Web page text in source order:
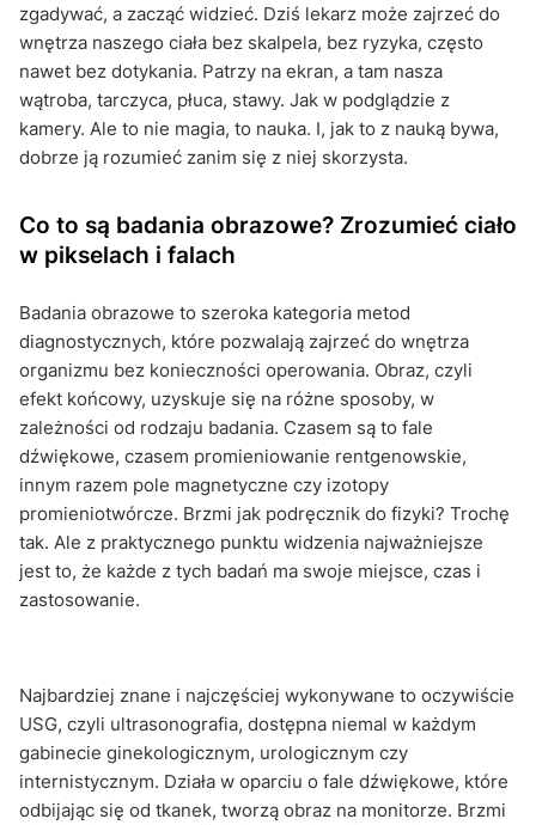
zgadywać, a zacząć widzieć. Dziś lekarz może zajrzeć do
wnętrza naszego ciała bez skalpela, bez ryzyka, często
nawet bez dotykania. Patrzy na ekran, a tam nasza
wątroba, tarczyca, płuca, stawy. Jak w podglądzie z
kamery. Ale to nie magia, to nauka. I, jak to z nauką bywa,
dobrze ją rozumieć zanim się z niej skorzysta.
Co to są badania obrazowe? Zrozumieć ciało
w pikselach i falach
Badania obrazowe to szeroka kategoria metod
diagnostycznych, które pozwalają zajrzeć do wnętrza
organizmu bez konieczności operowania. Obraz, czyli
efekt końcowy, uzyskuje się na różne sposoby, w
zależności od rodzaju badania. Czasem są to fale
dźwiękowe, czasem promieniowanie rentgenowskie,
innym razem pole magnetyczne czy izotopy
promieniotwórcze. Brzmi jak podręcznik do fizyki? Trochę
tak. Ale z praktycznego punktu widzenia najważniejsze
jest to, że każde z tych badań ma swoje miejsce, czas i
zastosowanie.
Najbardziej znane i najczęściej wykonywane to oczywiście
USG, czyli ultrasonografia, dostępna niemal w każdym
gabinecie ginekologicznym, urologicznym czy
internistycznym. Działa w oparciu o fale dźwiękowe, które
odbijając się od tkanek, tworzą obraz na monitorze. Brzmi